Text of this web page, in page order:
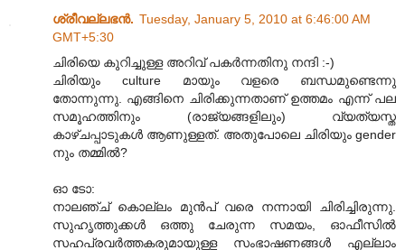
ശ്രീവല്ലഭന്‍. Tuesday, January 5, 2010 at 6:46:00 AM
GMT+5:30
ചിരിയെ കുറിച്ചുള്ള അറിവ് പകര്‍ന്നതിനു നന്ദി :-)
ചിരിയും culture മായും വളരെ ബന്ധമുണ്ടെന്നു
തോന്നുന്നു. എങ്ങിനെ ചിരിക്കുന്നതാണ് ഉത്തമം എന്ന് പല
സമൂഹത്തിനും (രാജ്യങ്ങളിലും) വ്യത്യസ്ത
കാഴ്ചപ്പാടുകള്‍ ആണുള്ളത്. അതുപോലെ ചിരിയും gender
നും തമ്മില്‍?
ഓ ടോ:
നാലഞ്ച് കൊല്ലം മുന്‍പ് വരെ നന്നായി ചിരിച്ചിരുന്നു.
സുഹൃത്തുക്കള്‍ ഒത്തു ചേരുന്ന സമയം, ഓഫീസില്‍
സഹപ്രവര്‍ത്തകരുമായുള്ള സംഭാഷണങ്ങള്‍ എല്ലാം